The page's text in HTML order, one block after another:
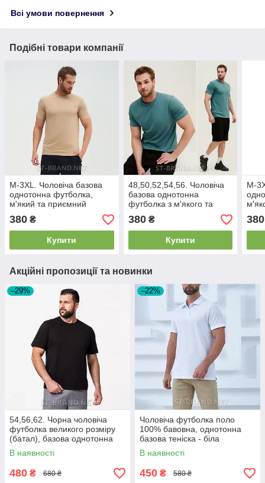
Всі умови повернення
Подібні товари компанії
M-3XL. Чоловіча базова
однотонна футболка,
м'який та приємний
стрейч-котон - бежева
380 ₴
Купити
48,50,52,54,56. Чоловіча
базова однотонна
футболка з м'якого та
матеріалу - зелена
(морська хвиля)
380₴
Купити
M-
380
Акційні пропозиції та новинки
–29%
54,56,62. Чорна чоловіча
футболка великого розміру
(батал), базова однотонна
В наявності
480 ₴ 680 ₴
–22%
Чоловіча футболка поло
100% бавовна, однотонна
базова теніска - біла
В наявності
450 ₴ 580 ₴